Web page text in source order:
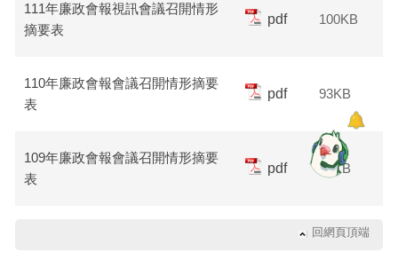
111年廉政會報視訊會議召開情形
摘要表
pdf 100KB
110年廉政會報會議召開情形摘要
表
pdf 93KB
109年廉政會報會議召開情形摘要
表
pdf 92KB
回網頁頂端